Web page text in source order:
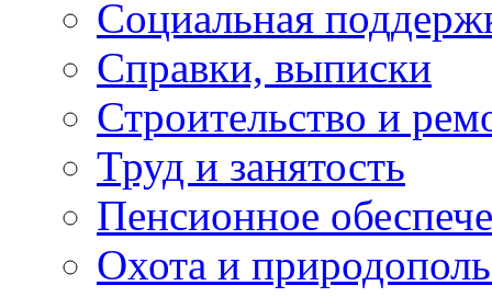
Социальная
Справки, выписки
Строительство и
Труд и занятость
Пенсионное
Охота и